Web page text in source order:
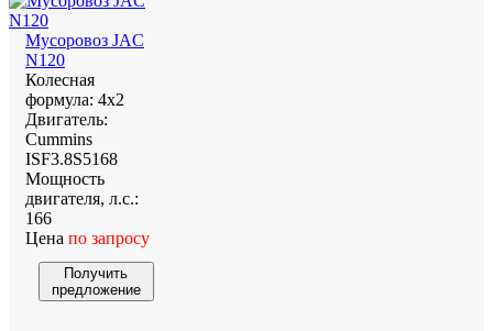
Мусоровоз JAC
N120
Колесная
формула: 4х2
Двигатель:
Cummins
ISF3.8S5168
Мощность
двигателя, л.с.:
166
Цена по запросу
Получить
предложение